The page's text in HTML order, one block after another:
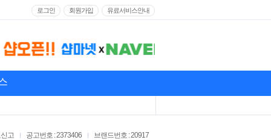
로그인 회원가입 유료서비스안내
브랜드번호 : 20917
공고번호 : 2373406
고